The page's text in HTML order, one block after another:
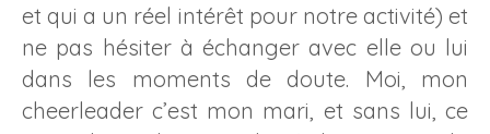
et qui a un réel intérêt pour notre activité) et
ne pas hésiter à échanger avec elle ou lui
dans les moments de doute. Moi, mon
cheerleader c’est mon mari, et sans lui, ce